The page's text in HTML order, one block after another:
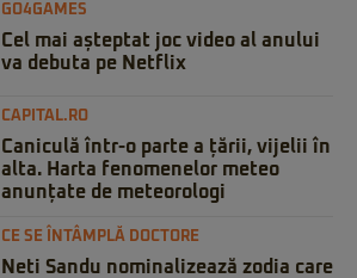
GO4GAMES
Cel mai așteptat joc video al anului
va debuta pe Netflix
CAPITAL.RO
Caniculă într-o parte a țării, vijelii în
alta. Harta fenomenelor meteo
anunțate de meteorologi
CE SE ÎNTÂMPLĂ DOCTORE
Neti Sandu nominalizează zodia care